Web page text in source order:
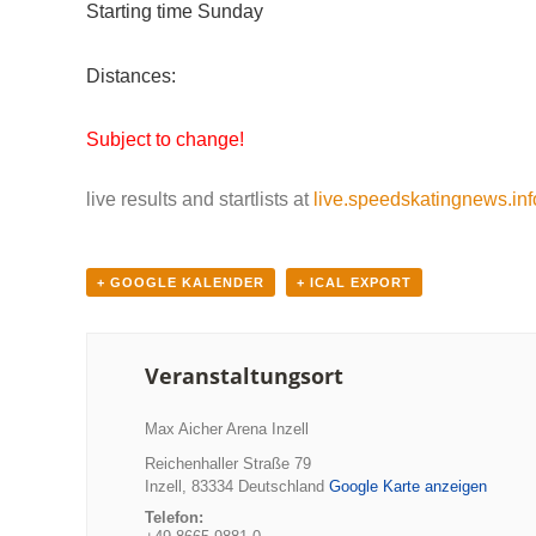
Starting time Sunday
Distances:
Subject to change!
live results and startlists at
+ GOOGLE KALENDER + ICAL EXPORT
Veranstaltungsort
Max Aicher Arena Inzell
Reichenhaller Straße 79
Inzell , 83334 Deutschland Google Karte anzeigen
Telefon: